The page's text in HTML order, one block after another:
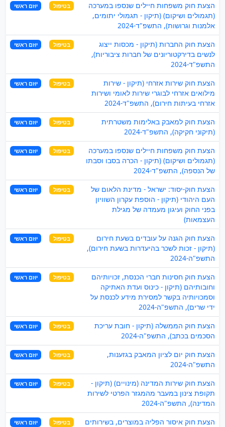
הצעת חוק משפחות חיילים שנספו במערכה
(תגמולים ושיקום) (תיקון - תגמולי יתומים,
אלמנות וגרושות), התשפ"ד-2024
בטיפול יוזם ראשי
הצעת חוק החברות (תיקון - מכסות ייצוג
לנשים בדירקטוריונים של חברות ציבוריות),
התשפ"ד-2024
בטיפול יוזם ראשי
הצעת חוק שירות אזרחי (תיקון - שירות
מילואים אזרחי לבוגרי שירות לאומי ושירות
אזרחי בעיתות חירום), התשפ"ד-2024
בטיפול יוזם ראשי
הצעת חוק למאבק באלימות משטרתית
(תיקוני חקיקה), התשפ"ד-2024
בטיפול יוזם ראשי
הצעת חוק משפחות חיילים שנספו במערכה
(תגמולים ושיקום) (תיקון - הכרה בסבו וסבתו
של הנספה), התשפ"ד-2024
בטיפול יוזם ראשי
הצעת חוק-יסוד: ישראל - מדינת הלאום של
העם היהודי (תיקון - הוספת עקרון השוויון
בפני החוק ועיגון מעמדה של מגילת
העצמאות)
בטיפול יוזם ראשי
הצעת חוק הגנה על עובדים בשעת חירום
(תיקון - זכות לשכר בהיעדרות בשעת חירום),
התשפ"ה-2024
בטיפול יוזם ראשי
הצעת חוק חסינות חברי הכנסת, זכויותיהם
וחובותיהם (תיקון - כינוס ועדת האתיקה
וסמכויותיה בקשר למסירת מידע לכנסת על
ידי שרים), התשפ"ה-2024
בטיפול יוזם ראשי
הצעת חוק הממשלה (תיקון - חובת עריכת
הסכמים בכתב), התשפ"ה-2024
בטיפול יוזם ראשי
הצעת חוק יום לציון המאבק בגזענות,
התשפ"ה-2024
בטיפול יוזם ראשי
הצעת חוק שירות המדינה (מינויים) (תיקון -
תקופת צינון במעבר מהמגזר הפרטי לשירות
המדינה), התשפ"ה-2024
בטיפול יוזם ראשי
הצעת חוק איסור הפליה במוצרים, בשירותים בטיפול יוזם ראשי